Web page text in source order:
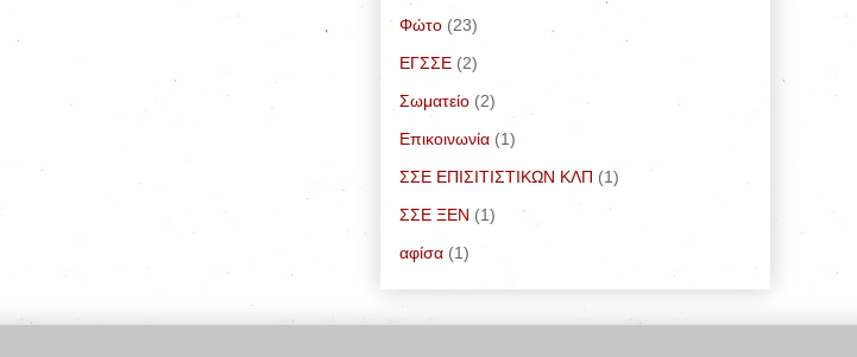
Φώτο (23)
ΕΓΣΣΕ (2)
Σωματείο (2)
Επικοινωνία (1)
ΣΣΕ ΕΠΙΣΙΤΙΣΤΙΚΩΝ ΚΛΠ (1)
ΣΣΕ ΞΕΝ (1)
αφίσα (1)